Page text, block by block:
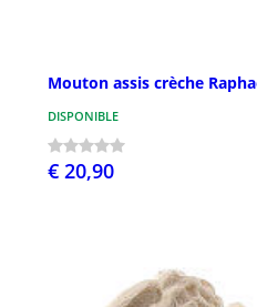
Mouton assis crèche
DISPONIBLE
€ 20,90